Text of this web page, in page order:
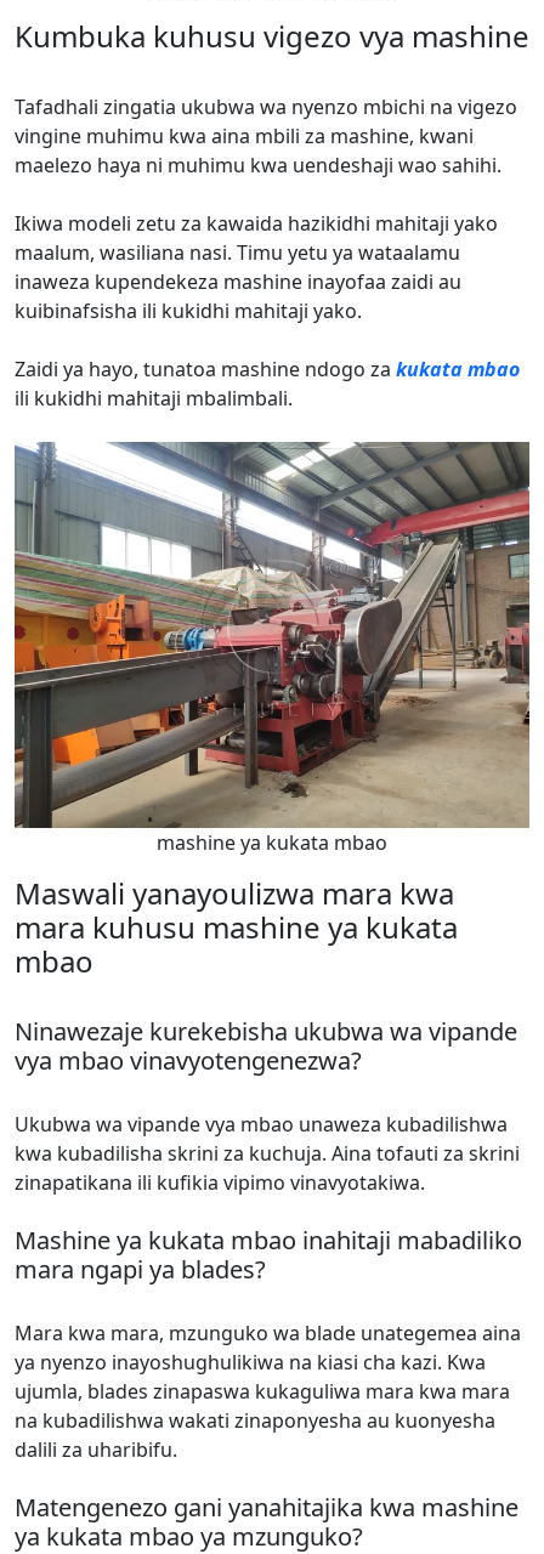
Kumbuka kuhusu vigezo vya mashine
Tafadhali zingatia ukubwa wa nyenzo mbichi na vigezo
vingine muhimu kwa aina mbili za mashine, kwani
maelezo haya ni muhimu kwa uendeshaji wao sahihi.
Ikiwa modeli zetu za kawaida hazikidhi mahitaji yako
maalum, wasiliana nasi. Timu yetu ya wataalamu
inaweza kupendekeza mashine inayofaa zaidi au
kuibinafsisha ili kukidhi mahitaji yako.
Zaidi ya hayo, tunatoa mashine ndogo za kukata mbao
ili kukidhi mahitaji mbalimbali.
mashine ya kukata mbao
Maswali yanayoulizwa mara kwa
mara kuhusu mashine ya kukata
mbao
Ninawezaje kurekebisha ukubwa wa vipande
vya mbao vinavyotengenezwa?
Ukubwa wa vipande vya mbao unaweza kubadilishwa
kwa kubadilisha skrini za kuchuja. Aina tofauti za skrini
zinapatikana ili kufikia vipimo vinavyotakiwa.
Mashine ya kukata mbao inahitaji mabadiliko
mara ngapi ya blades?
Mara kwa mara, mzunguko wa blade unategemea aina
ya nyenzo inayoshughulikiwa na kiasi cha kazi. Kwa
ujumla, blades zinapaswa kukaguliwa mara kwa mara
na kubadilishwa wakati zinaponyesha au kuonyesha
dalili za uharibifu.
Matengenezo gani yanahitajika kwa mashine
ya kukata mbao ya mzunguko?